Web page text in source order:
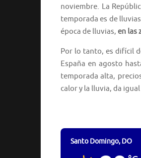
noviembre. La
temporada es de
época de lluvias, en las
Por lo tanto, es difícil
España en agosto
temporada alta,
calor y la lluvia, da
Santo Domingo, DO